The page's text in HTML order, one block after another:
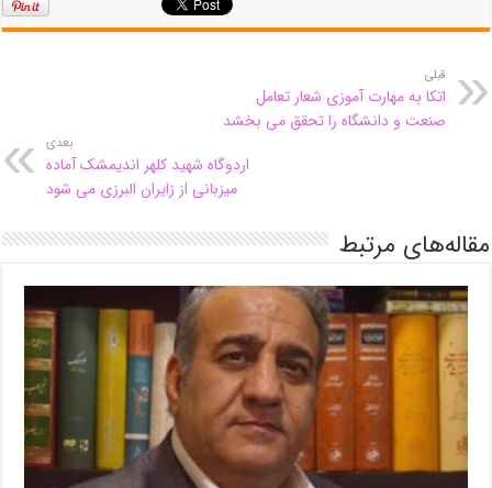
قبلی
اتکا به مهارت آموزی شعار تعامل
صنعت و دانشگاه را تحقق می بخشد
بعدی
اردوگاه شهید کلهر اندیمشک آماده
میزبانی از زایران البرزی می شود
مقاله‌های مرتبط